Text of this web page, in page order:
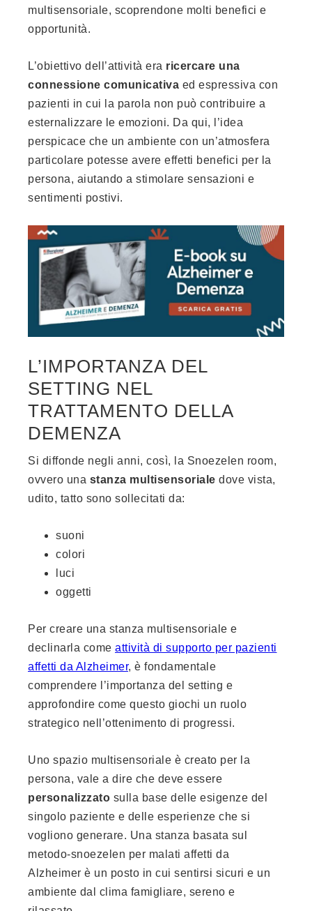
multisensoriale, scoprendone molti benefici e
opportunità.
L’obiettivo dell’attività era ricercare una
connessione comunicativa ed espressiva con
pazienti in cui la parola non può contribuire a
esternalizzare le emozioni. Da qui, l’idea
perspicace che un ambiente con un’atmosfera
particolare potesse avere effetti benefici per la
persona, aiutando a stimolare sensazioni e
sentimenti postivi.
L’IMPORTANZA DEL
SETTING NEL
TRATTAMENTO DELLA
DEMENZA
Si diffonde negli anni, così, la Snoezelen room,
ovvero una stanza multisensoriale dove vista,
udito, tatto sono sollecitati da:
suoni
colori
luci
oggetti
Per creare una stanza multisensoriale e
declinarla come attività di supporto per pazienti
affetti da Alzheimer, è fondamentale
comprendere l’importanza del setting e
approfondire come questo giochi un ruolo
strategico nell’ottenimento di progressi.
Uno spazio multisensoriale è creato per la
persona, vale a dire che deve essere
personalizzato sulla base delle esigenze del
singolo paziente e delle esperienze che si
vogliono generare. Una stanza basata sul
metodo-snoezelen per malati affetti da
Alzheimer è un posto in cui sentirsi sicuri e un
ambiente dal clima famigliare, sereno e